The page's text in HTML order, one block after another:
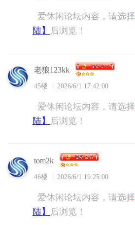
爱休闲论坛内容，请选择
陆】
后浏览！
老狼123kk
45楼 2026/6/1 17:42:00
爱休闲论坛内容，请选择
陆】
后浏览！
tom2k
46楼 2026/6/1 19:25:00
爱休闲论坛内容，请选择
陆】
后浏览！